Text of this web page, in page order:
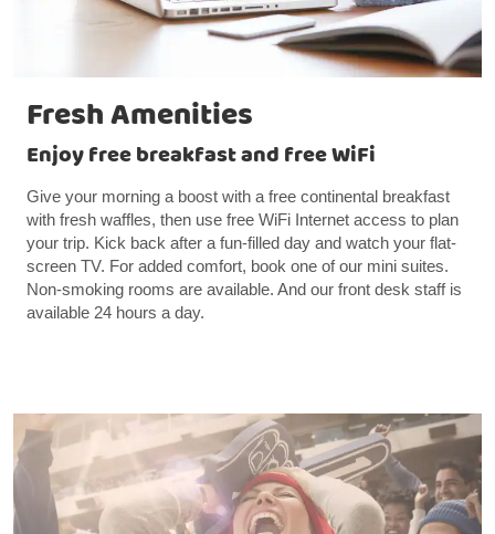
Fresh Amenities
Enjoy free breakfast and free WiFi
Give your morning a boost with a free continental breakfast
with fresh waffles, then use free WiFi Internet access to plan
your trip. Kick back after a fun-filled day and watch your flat-
screen TV. For added comfort, book one of our mini suites.
Non-smoking rooms are available. And our front desk staff is
available 24 hours a day.